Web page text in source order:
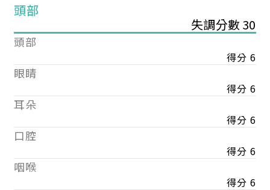
頭部
失調分數 30
頭部
得分 6
眼睛
得分 6
耳朵
得分 6
口腔
得分 6
咽喉
得分 6